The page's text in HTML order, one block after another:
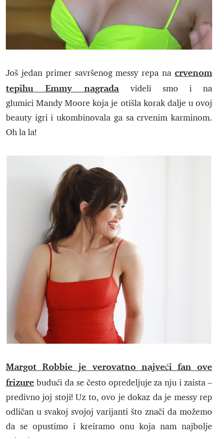
Još jedan primer savršenog messy repa na crvenom
tepihu Emmy nagradavideli smo i na
glumici Mandy Moore koja je otišla korak dalje u ovoj
beauty igri i ukombinovala ga sa crvenim karminom.
Oh la la!
Margot Robbie je verovatno najveći fan ove
frizure budući da se često opredeljuje za nju i zaista –
predivno joj stoji! Uz to, ovo je dokaz da je messy rep
odličan u svakoj svojoj varijanti što znači da možemo
da se opustimo i kreiramo onu koja nam najbolje